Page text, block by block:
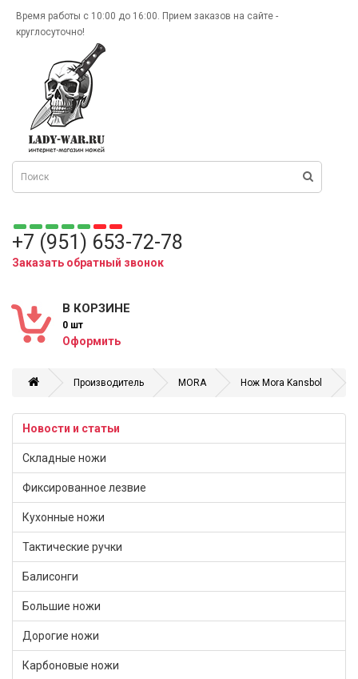
Время работы с 10:00 до 16:00. Прием заказов на сайте -
круглосуточно!
+7 (951) 653-72-78
Заказать обратный звонок
В КОРЗИНЕ
0 шт
Оформить
Производитель MORA Нож Mora Kansbol
Новости и статьи
Складные ножи
Фиксированное лезвие
Кухонные ножи
Тактические ручки
Балисонги
Большие ножи
Дорогие ножи
Карбоновые ножи